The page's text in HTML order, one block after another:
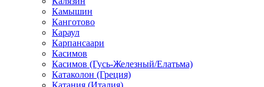
Камышин
Канготово
Караул
Карпансаари
Касимов
Касимов (Гусь-Железный/Елатьма)
Катаколон (Греция)
Катания (Италия)